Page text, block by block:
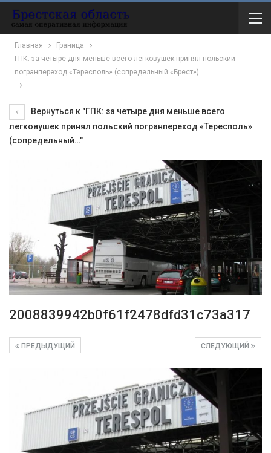
Главная
Граница
ГПК: за четыре дня меньше всего легковушек принял польский
погранпереход «Тересполь» (сопредельный «Брест»)
Вернуться к "ГПК: за четыре дня меньше всего
легковушек принял польский погранпереход «Тересполь»
(сопредельный…"
2008839942b0f61f2478dfd31c73a317
СЛЕДУЮЩИЙ
ПРЕДЫДУЩИЙ